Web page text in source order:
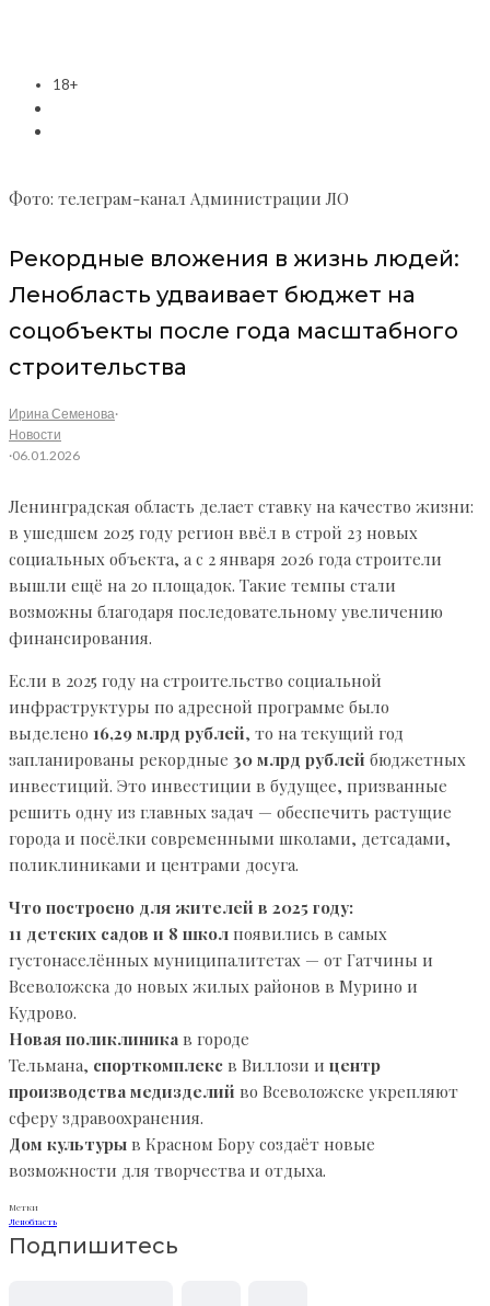
18+
Фото: телеграм-канал Администрации ЛО
Рекордные вложения в жизнь людей:
Ленобласть удваивает бюджет на
соцобъекты после года масштабного
строительства
Ирина Семенова·
Новости
·06.01.2026
Ленинградская область делает ставку на качество жизни:
в ушедшем 2025 году регион ввёл в строй 23 новых
социальных объекта, а с 2 января 2026 года строители
вышли ещё на 20 площадок. Такие темпы стали
возможны благодаря последовательному увеличению
финансирования.
Если в 2025 году на строительство социальной
инфраструктуры по адресной программе было
выделено 16,29 млрд рублей, то на текущий год
запланированы рекордные 30 млрд рублей бюджетных
инвестиций. Это инвестиции в будущее, призванные
решить одну из главных задач — обеспечить растущие
города и посёлки современными школами, детсадами,
поликлиниками и центрами досуга.
Что построено для жителей в 2025 году:
11 детских садов и 8 школ появились в самых
густонаселённых муниципалитетах — от Гатчины и
Всеволожска до новых жилых районов в Мурино и
Кудрово.
Новая поликлиника в городе
Тельмана, спорткомплекс в Виллози и центр
производства медизделий во Всеволожске укрепляют
сферу здравоохранения.
Дом культуры в Красном Бору создаёт новые
возможности для творчества и отдыха.
Метки
Ленобласть
Подпишитесь